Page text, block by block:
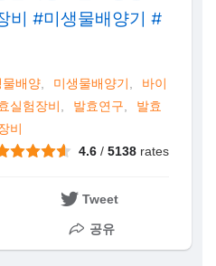
비 #미생물배양기 #
물배양 미생물배양기
바이
실험장비 발효연구
발효
비
4.6 /5138 rates
Tweet
공유